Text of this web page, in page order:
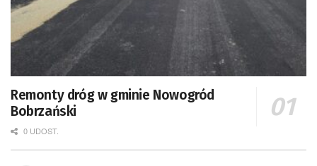
Remonty dróg w gminie Nowogród
Bobrzański
0 UDOST.